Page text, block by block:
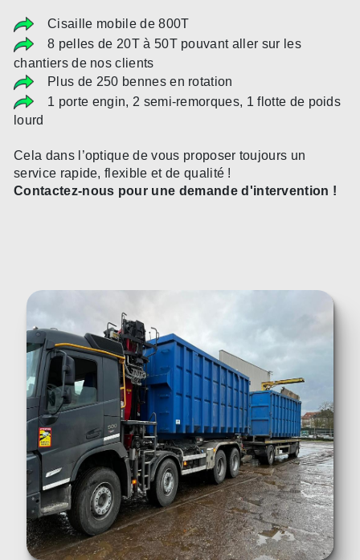
Cisaille mobile de 800T
8 pelles de 20T à 50T pouvant aller sur les
chantiers de nos clients
Plus de 250 bennes en rotation
1 porte engin, 2 semi-remorques, 1 flotte de poids
lourd
Cela dans l’optique de vous proposer toujours un
service rapide, flexible et de qualité !
Contactez-nous pour une demande d'intervention !